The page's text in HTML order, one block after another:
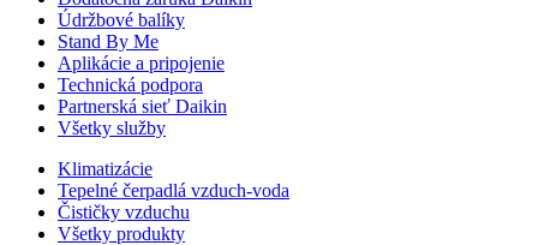
Údržbové balíky
Stand By Me
Aplikácie a pripojenie
Technická podpora
Partnerská sieť Daikin
Všetky služby
Klimatizácie
Tepelné čerpadlá vzduch-voda
Čističky vzduchu
Všetky produkty